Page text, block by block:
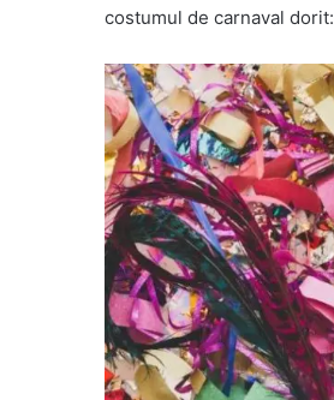
costumul de carnaval dorit: